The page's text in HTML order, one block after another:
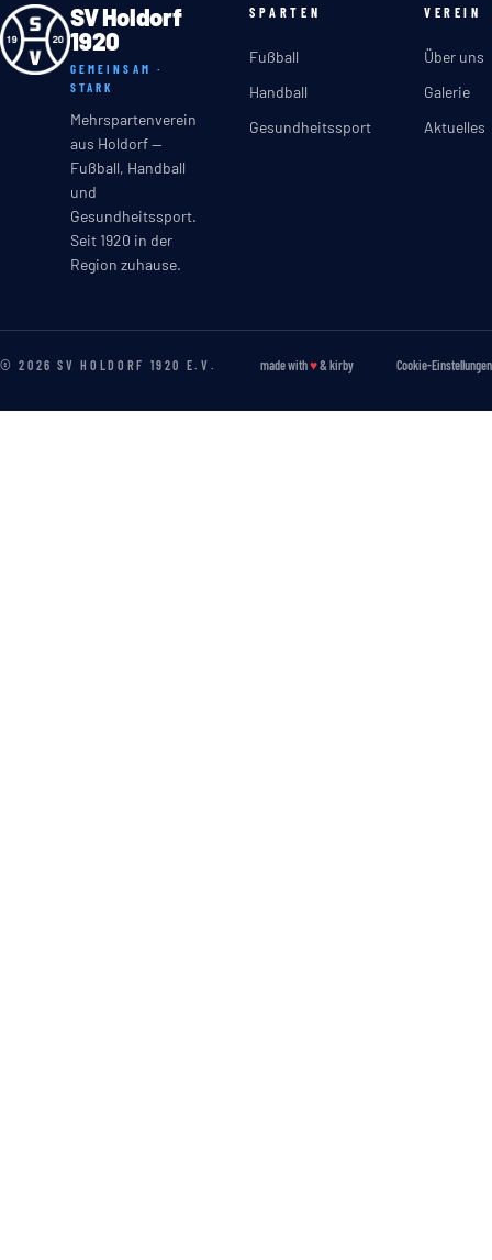
SV Holdorf
1920
GEMEINSAM ·
STARK
Mehrspartenverein
aus Holdorf —
Fußball, Handball
und
Gesundheitssport.
Seit 1920 in der
Region zuhause.
SPARTEN
Fußball
Handball
Gesundheitssport
VEREIN
Über uns
Galerie
Aktuelles
© 2026 SV HOLDORF 1920 E.V. made with♥& kirby Cookie-Einstellungen